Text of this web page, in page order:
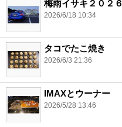
梅雨イサキ２０２６
2026/6/18 10:34
タコでたこ焼き
2026/6/3 21:36
IMAXとウーナー
2026/5/28 13:46